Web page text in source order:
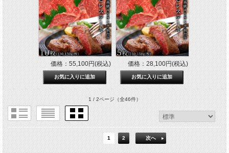
価格：55,100円(税込) 価格：28,100円(税込)
1 / 2ページ（全46件）
1 2 次へ